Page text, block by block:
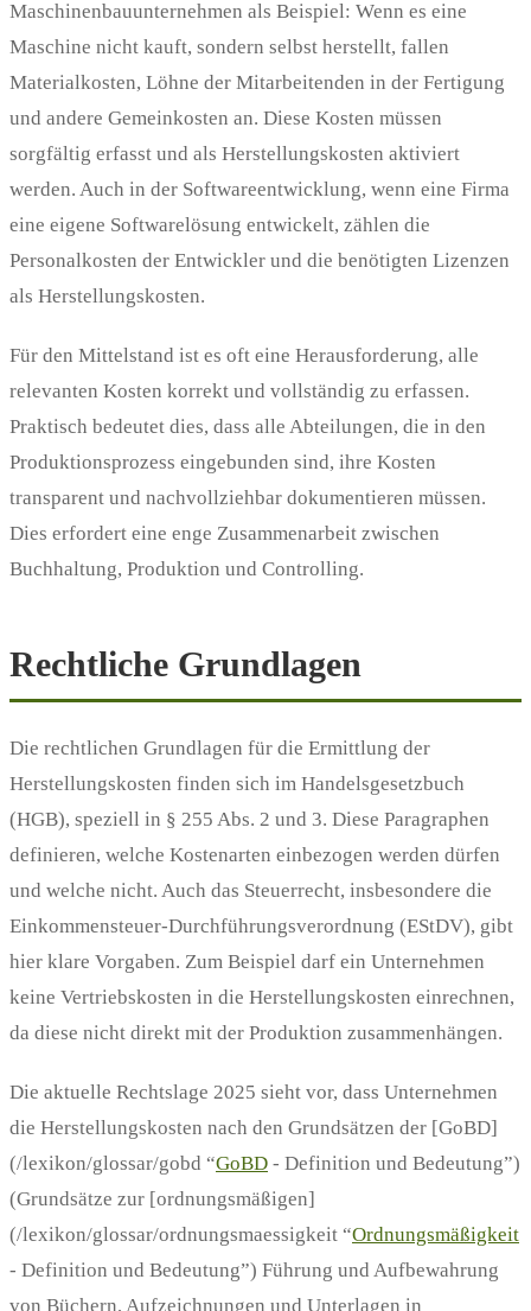
Maschinenbauunternehmen als Beispiel: Wenn es eine
Maschine nicht kauft, sondern selbst herstellt, fallen
Materialkosten, Löhne der Mitarbeitenden in der Fertigung
und andere Gemeinkosten an. Diese Kosten müssen
sorgfältig erfasst und als Herstellungskosten aktiviert
werden. Auch in der Softwareentwicklung, wenn eine Firma
eine eigene Softwarelösung entwickelt, zählen die
Personalkosten der Entwickler und die benötigten Lizenzen
als Herstellungskosten.
Für den Mittelstand ist es oft eine Herausforderung, alle
relevanten Kosten korrekt und vollständig zu erfassen.
Praktisch bedeutet dies, dass alle Abteilungen, die in den
Produktionsprozess eingebunden sind, ihre Kosten
transparent und nachvollziehbar dokumentieren müssen.
Dies erfordert eine enge Zusammenarbeit zwischen
Buchhaltung, Produktion und Controlling.
Rechtliche Grundlagen
Die rechtlichen Grundlagen für die Ermittlung der
Herstellungskosten finden sich im Handelsgesetzbuch
(HGB), speziell in § 255 Abs. 2 und 3. Diese Paragraphen
definieren, welche Kostenarten einbezogen werden dürfen
und welche nicht. Auch das Steuerrecht, insbesondere die
Einkommensteuer-Durchführungsverordnung (EStDV), gibt
hier klare Vorgaben. Zum Beispiel darf ein Unternehmen
keine Vertriebskosten in die Herstellungskosten einrechnen,
da diese nicht direkt mit der Produktion zusammenhängen.
Die aktuelle Rechtslage 2025 sieht vor, dass Unternehmen
die Herstellungskosten nach den Grundsätzen der [GoBD]
(/lexikon/glossar/gobd “GoBD - Definition und Bedeutung”)
(Grundsätze zur [ordnungsmäßigen]
(/lexikon/glossar/ordnungsmaessigkeit “Ordnungsmäßigkeit
- Definition und Bedeutung”) Führung und Aufbewahrung
von Büchern, Aufzeichnungen und Unterlagen in